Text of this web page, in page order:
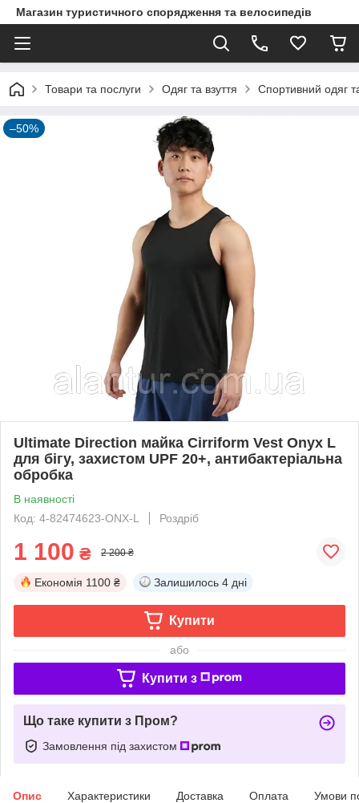
Магазин туристичного спорядження та велосипедів
Товари та послуги Одяг та взуття Спортивний одяг
–50%
Ultimate Direction майка Cirriform Vest Onyx L
для бігу, захистом UPF 20+, антибактеріальна
обробка
В наявності
Код: 4-82474623-ONX-L
Роздріб
1 100 ₴ 2 200 ₴
Економія 1100 ₴ Залишилось 4 дні
Купити
або
Купити з
Що таке купити з Пром?
Замовлення під захистом
Опис Характеристики Доставка Оплата Умови